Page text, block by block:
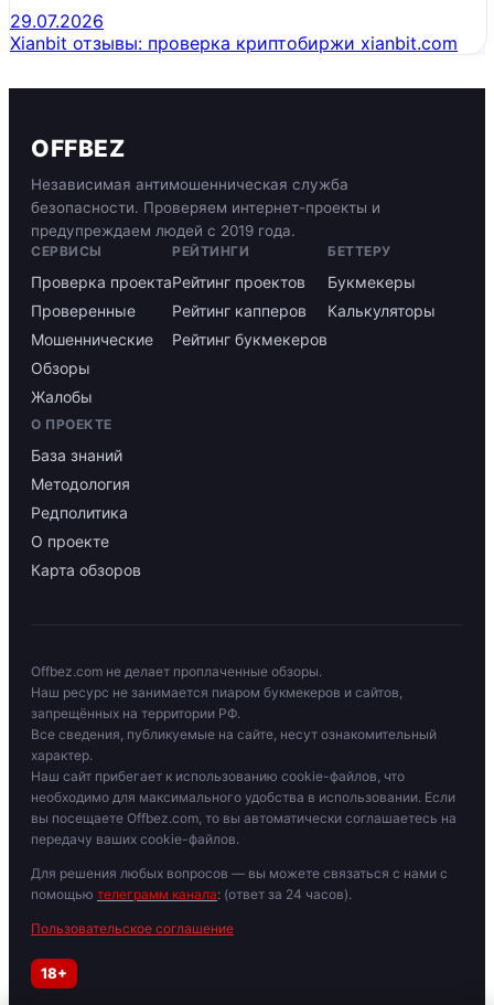
29.07.2026
Xianbit отзывы: проверка криптобиржи xianbit.com
OFFBEZ
Независимая антимошенническая служба
безопасности. Проверяем интернет-проекты и
предупреждаем людей с 2019 года.
СЕРВИСЫ
Проверка проекта
Проверенные
Мошеннические
Обзоры
Жалобы
РЕЙТИНГИ
Рейтинг проектов
Рейтинг капперов
Рейтинг букмекеров
БЕТТЕРУ
Букмекеры
Калькуляторы
О ПРОЕКТЕ
База знаний
Методология
Редполитика
О проекте
Карта обзоров
Offbez.com не делает проплаченные обзоры.
Наш ресурс не занимается пиаром букмекеров и сайтов,
запрещённых на территории РФ.
Все сведения, публикуемые на сайте, несут ознакомительный
характер.
Наш сайт прибегает к использованию cookie-файлов, что
необходимо для максимального удобства в использовании. Если
вы посещаете Offbez.com, то вы автоматически соглашаетесь на
передачу ваших cookie-файлов.
Для решения любых вопросов — вы можете связаться с нами с
помощью телеграмм канала: (ответ за 24 часов).
Пользовательское соглашение
18+